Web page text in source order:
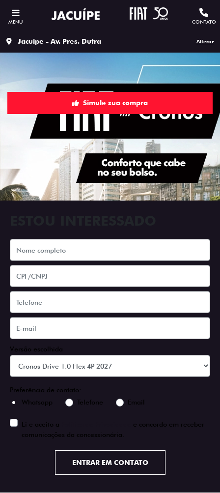
MENU CONTATO
Jacuipe - Av. Pres. Dutra Alterar
Versão escolhida
Preferência de contato:
Whatsapp
Telefone Email
Li e aceito a
e concordo em receber
comunicações da concessionária.
ENTRAR EM CONTATO
Simule sua compra